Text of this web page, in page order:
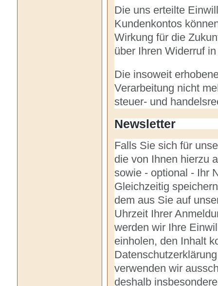
Die uns erteilte
Kundenkontos
Wirkung für die
über Ihren Widerruf
Die insoweit
Verarbeitung nicht
steuer- und
Newsletter
Falls Sie sich für
die von Ihnen hierzu
sowie - optional - Ihr
Gleichzeitig
dem aus Sie auf
Uhrzeit Ihrer
werden wir Ihre
einholen, den Inhalt
verwenden wir
deshalb